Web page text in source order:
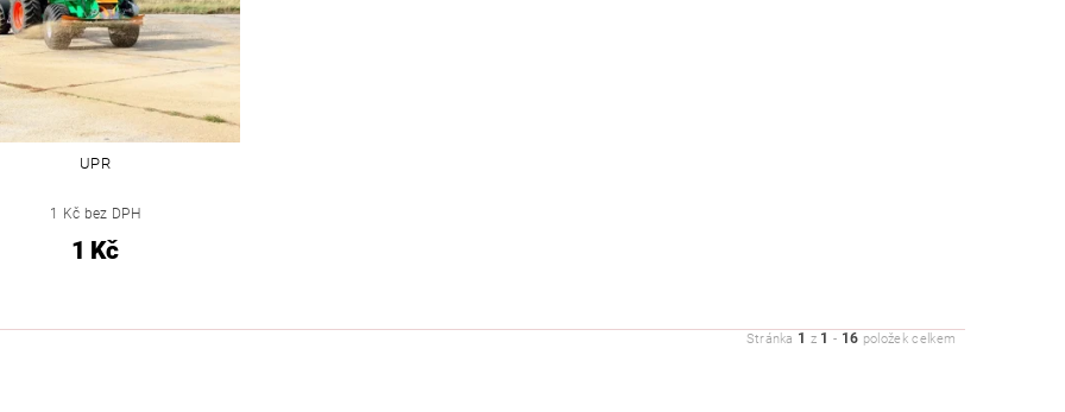
UPR
1 Kč bez DPH
1 Kč
Stránka 1 z 1 - 16 položek celkem